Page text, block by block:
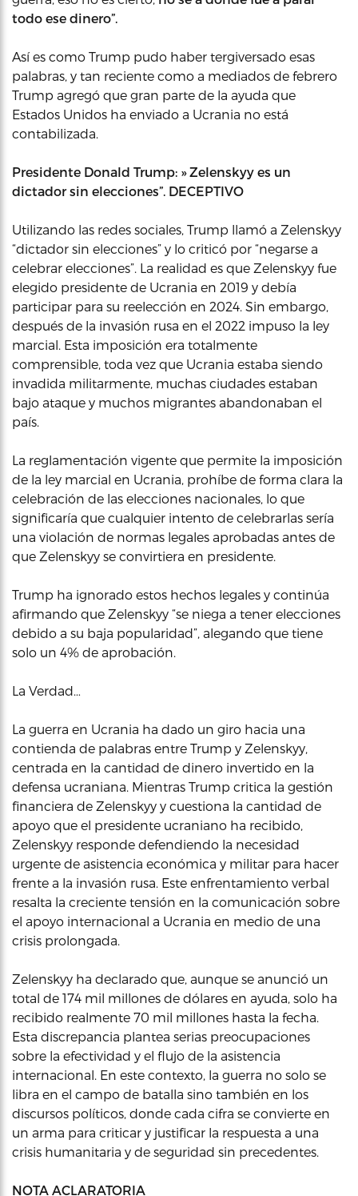
todo ese dinero”.
Así es como Trump pudo haber tergiversado esas
palabras, y tan reciente como a mediados de febrero
Trump agregó que gran parte de la ayuda que
Estados Unidos ha enviado a Ucrania no está
contabilizada.
Presidente Donald Trump: » Zelenskyy es un
dictador sin elecciones”. DECEPTIVO
Utilizando las redes sociales, Trump llamó a Zelenskyy
“dictador sin elecciones” y lo criticó por “negarse a
celebrar elecciones”. La realidad es que Zelenskyy fue
elegido presidente de Ucrania en 2019 y debía
participar para su reelección en 2024. Sin embargo,
después de la invasión rusa en el 2022 impuso la ley
marcial. Esta imposición era totalmente
comprensible, toda vez que Ucrania estaba siendo
invadida militarmente, muchas ciudades estaban
bajo ataque y muchos migrantes abandonaban el
país.
La reglamentación vigente que permite la imposición
de la ley marcial en Ucrania, prohíbe de forma clara la
celebración de las elecciones nacionales, lo que
significaría que cualquier intento de celebrarlas sería
una violación de normas legales aprobadas antes de
que Zelenskyy se convirtiera en presidente.
Trump ha ignorado estos hechos legales y continúa
afirmando que Zelenskyy “se niega a tener elecciones
debido a su baja popularidad”, alegando que tiene
solo un 4% de aprobación.
La Verdad…
La guerra en Ucrania ha dado un giro hacia una
contienda de palabras entre Trump y Zelenskyy,
centrada en la cantidad de dinero invertido en la
defensa ucraniana. Mientras Trump critica la gestión
financiera de Zelenskyy y cuestiona la cantidad de
apoyo que el presidente ucraniano ha recibido,
Zelenskyy responde defendiendo la necesidad
urgente de asistencia económica y militar para hacer
frente a la invasión rusa. Este enfrentamiento verbal
resalta la creciente tensión en la comunicación sobre
el apoyo internacional a Ucrania en medio de una
crisis prolongada.
Zelenskyy ha declarado que, aunque se anunció un
total de 174 mil millones de dólares en ayuda, solo ha
recibido realmente 70 mil millones hasta la fecha.
Esta discrepancia plantea serias preocupaciones
sobre la efectividad y el flujo de la asistencia
internacional. En este contexto, la guerra no solo se
libra en el campo de batalla sino también en los
discursos políticos, donde cada cifra se convierte en
un arma para criticar y justificar la respuesta a una
crisis humanitaria y de seguridad sin precedentes.
NOTA ACLARATORIA